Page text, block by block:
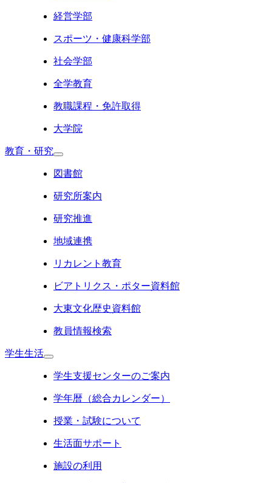
経営学部
スポーツ・健康科学部
社会学部
全学教育
教職課程・免許取得
大学院
教育・研究
図書館
研究所案内
研究推進
地域連携
リカレント教育
ビアトリクス・ポター資料館
大東文化歴史資料館
教員情報検索
学生生活
学生支援センターのご案内
学年暦（総合カレンダー）
授業・試験について
生活面サポート
施設の利用